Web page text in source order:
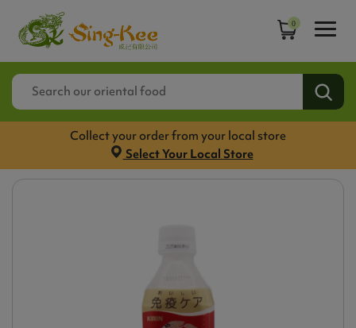
0
Collect your order from your local store
Select Your Local Store